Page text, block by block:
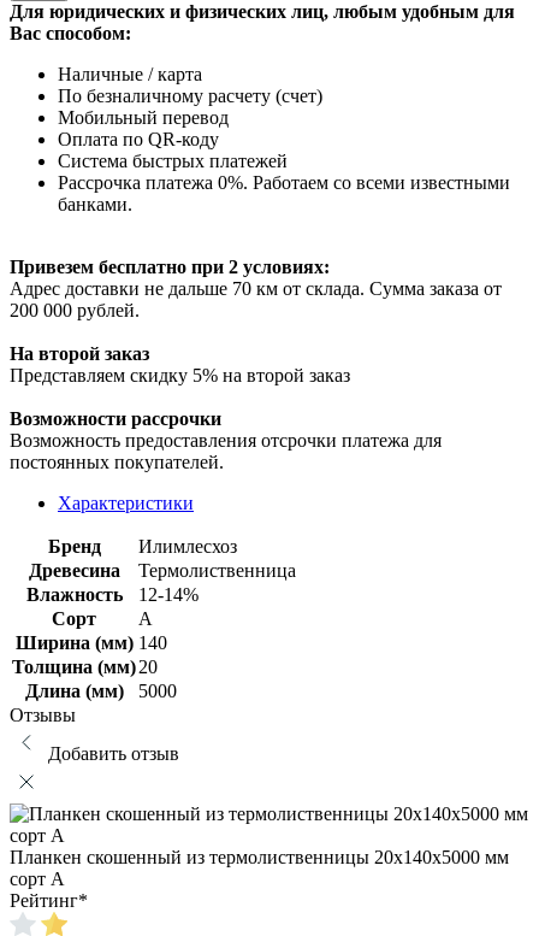
Для юридических и физических лиц, любым удобным для
Вас способом:
Наличные / карта
По безналичному расчету (счет)
Мобильный перевод
Оплата по QR-коду
Система быстрых платежей
Рассрочка платежа 0%. Работаем со всеми известными
банками.
Привезем бесплатно при 2 условиях:
Адрес доставки не дальше 70 км от склада. Сумма заказа от
200 000 рублей.
На второй заказ
Представляем скидку 5% на второй заказ
Возможности рассрочки
Возможность предоставления отсрочки платежа для
постоянных покупателей.
Характеристики
Бренд
Илимлесхоз
Древесина
Термолиственница
Влажность
12-14%
Сорт
А
Ширина (мм) 140
Толщина (мм)20
Длина (мм)
5000
Отзывы
Добавить отзыв
Планкен скошенный из термолиственницы 20х140х5000 мм
сорт А
Рейтинг*